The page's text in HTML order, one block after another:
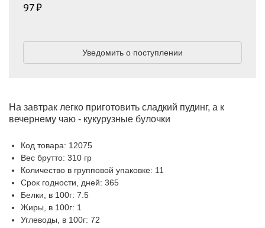
На завтрак легко приготовить сладкий пудинг, а к
вечернему чаю - кукурузные булочки
Код товара: 12075
Вес брутто: 310 гр
Количество в групповой упаковке: 11
Срок годности, дней: 365
Белки, в 100г: 7.5
Жиры, в 100г: 1
Углеводы, в 100г: 72
97
Уведомить о поступлении